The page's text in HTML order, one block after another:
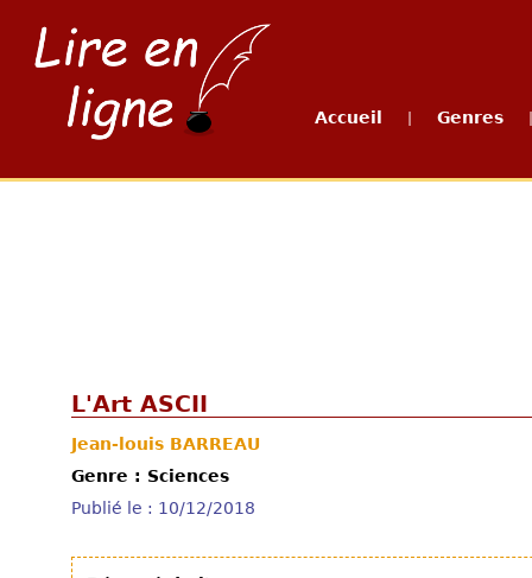
Accueil Genres
L'Art ASCII
Jean-louis BARREAU
Genre : Sciences
Publié le : 10/12/2018